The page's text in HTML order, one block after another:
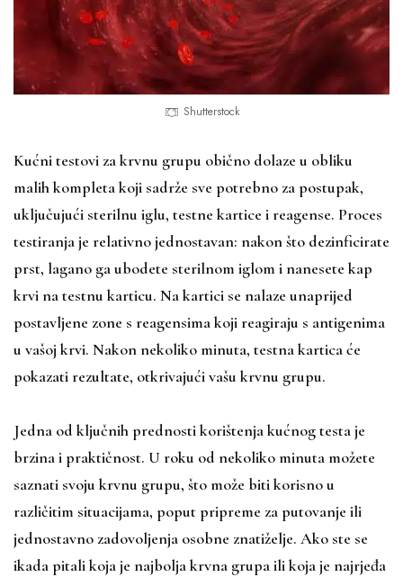
Shutterstock
Kućni testovi za krvnu grupu obično dolaze u obliku
malih kompleta koji sadrže sve potrebno za postupak,
uključujući sterilnu iglu, testne kartice i reagense. Proces
testiranja je relativno jednostavan: nakon što dezinficirate
prst, lagano ga ubodete sterilnom iglom i nanesete kap
krvi na testnu karticu. Na kartici se nalaze unaprijed
postavljene zone s reagensima koji reagiraju s antigenima
u vašoj krvi. Nakon nekoliko minuta, testna kartica će
pokazati rezultate, otkrivajući vašu krvnu grupu.
Jedna od ključnih prednosti korištenja kućnog testa je
brzina i praktičnost. U roku od nekoliko minuta možete
saznati svoju krvnu grupu, što može biti korisno u
različitim situacijama, poput pripreme za putovanje ili
jednostavno zadovoljenja osobne znatiželje. Ako ste se
ikada pitali koja je najbolja krvna grupa ili koja je najrjeđa